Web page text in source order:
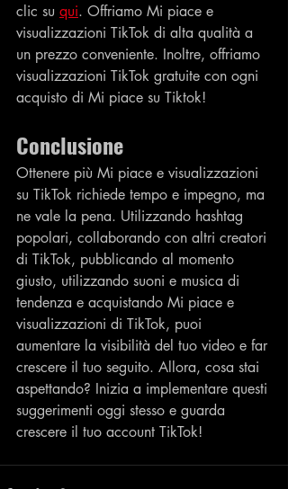
clic su qui. Offriamo Mi piace e
visualizzazioni TikTok di alta qualità a
un prezzo conveniente. Inoltre, offriamo
visualizzazioni TikTok gratuite con ogni
acquisto di Mi piace su Tiktok!
Conclusione
Ottenere più Mi piace e visualizzazioni
su TikTok richiede tempo e impegno, ma
ne vale la pena. Utilizzando hashtag
popolari, collaborando con altri creatori
di TikTok, pubblicando al momento
giusto, utilizzando suoni e musica di
tendenza e acquistando Mi piace e
visualizzazioni di TikTok, puoi
aumentare la visibilità del tuo video e far
crescere il tuo seguito. Allora, cosa stai
aspettando? Inizia a implementare questi
suggerimenti oggi stesso e guarda
crescere il tuo account TikTok!